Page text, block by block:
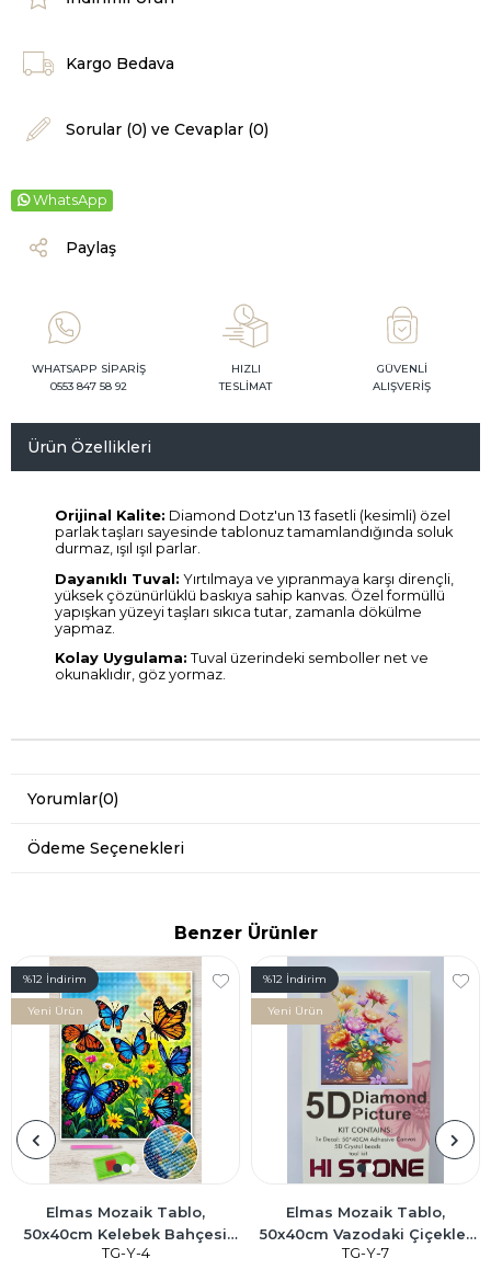
Kargo Bedava
Sorular (0) ve Cevaplar (0)
WhatsApp
Paylaş
WHATSAPP SİPARİŞ
0553 847 58 92
HIZLI
TESLİMAT
GÜVENLİ
ALIŞVERİŞ
Ürün Özellikleri
Orijinal Kalite: Diamond Dotz'un 13 fasetli (kesimli) özel
parlak taşları sayesinde tablonuz tamamlandığında soluk
durmaz, ışıl ışıl parlar.
Dayanıklı Tuval: Yırtılmaya ve yıpranmaya karşı dirençli,
yüksek çözünürlüklü baskıya sahip kanvas. Özel formüllü
yapışkan yüzeyi taşları sıkıca tutar, zamanla dökülme
yapmaz.
Kolay Uygulama: Tuval üzerindeki semboller net ve
okunaklıdır, göz yormaz.
Yorumlar(0)
Ödeme Seçenekleri
Benzer Ürünler
Elmas Mozaik Tablo,
50x40cm Kelebek Bahçesi
Boncuk Yapıştırma Kiti
TG-Y-4
%12 İndirim
Yeni Ürün
Elmas Mozaik Tablo,
50x40cm Vazodaki Çiçekler
Boncuk Yapıştırma Kiti
TG-Y-7
%12 İndirim
Yeni Ürün